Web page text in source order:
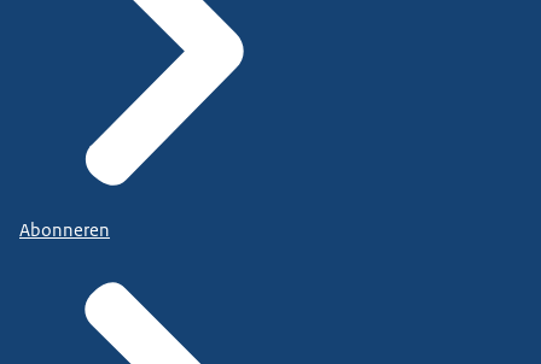
Abonneren